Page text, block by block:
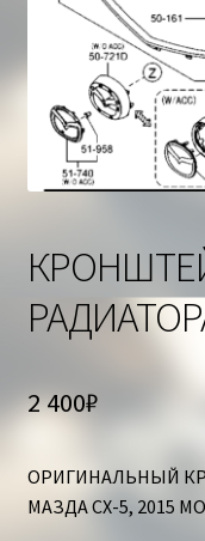
2 400₽
ОРИГИНАЛЬНЫЙ
МАЗДА СХ-5, 2015